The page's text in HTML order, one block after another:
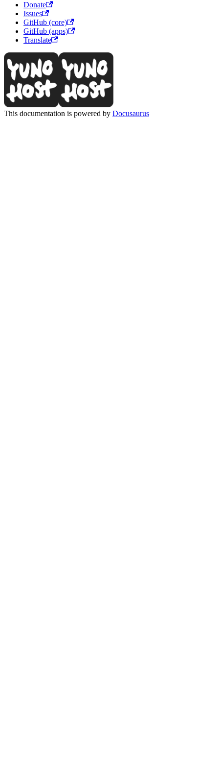
Donate
Issues
GitHub (core)
GitHub (apps)
Translate
This documentation is powered by Docusaurus